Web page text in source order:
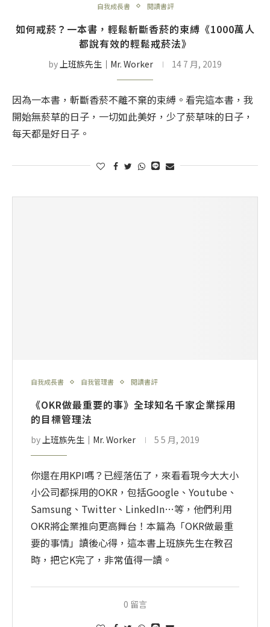
自我成長書 閱讀書評
如何戒菸？一本書，輕鬆斬斷香菸的束縛《1000萬人
都說有效的輕鬆戒菸法》
by 上班族先生│Mr. Worker 14 7 月, 2019
因為一本書，斬斷香菸不離不棄的束縛。看完這本書，我
開始無菸草的日子，一切如此美好，少了菸草味的日子，
每天都是好日子。
自我成長書 自我管理書 閱讀書評
《OKR做最重要的事》全球知名千家企業採用
的目標管理法
by上班族先生│Mr. Worker 5 5 月, 2019
你還在用KPI嗎？已經落伍了，來看看現今大大小
小公司都採用的OKR，包括Google、Youtube、
Samsung、Twitter、LinkedIn…等，他們利用
OKR將企業推向更高舞台！本篇為「OKR做最重
要的事情」讀後心得，這本書上班族先生在教召
時，把它K完了，非常值得一讀。
0 留言